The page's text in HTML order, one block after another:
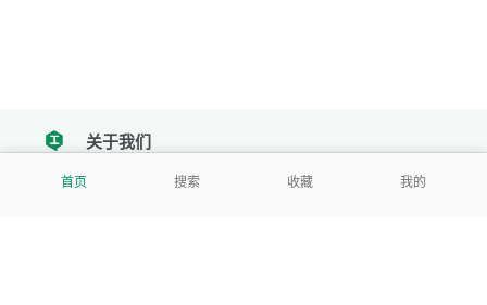
首页 搜索 收藏 我的
tencent关于我们
我们努力把每一个工具做成批量处理的产品